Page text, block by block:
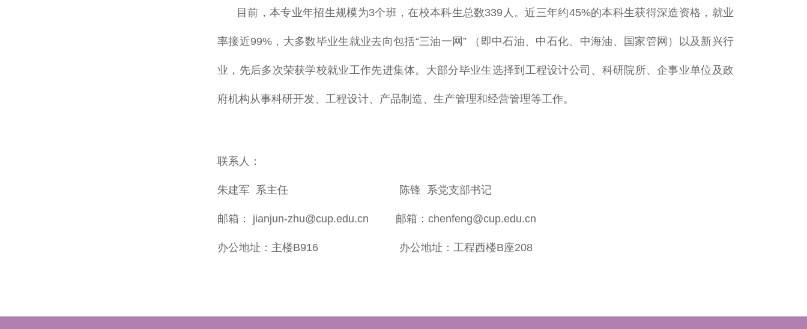
目前，本专业年招生规模为3个班，在校本科生总数339人。近三年约45%的本科生获得深造资格，就业
率接近99%，大多数毕业生就业去向包括“三油一网” （即中石油、中石化、中海油、国家管网）以及新兴行
业，先后多次荣获学校就业工作先进集体。大部分毕业生选择到工程设计公司、科研院所、企事业单位及政
府机构从事科研开发、工程设计、产品制造、生产管理和经营管理等工作。
联系人：
朱建军 系主任 陈锋 系党支部书记
邮箱： jianjun-zhu@cup.edu.cn 邮箱：chenfeng@cup.edu.cn
办公地址：主楼B916 办公地址：工程西楼B座208